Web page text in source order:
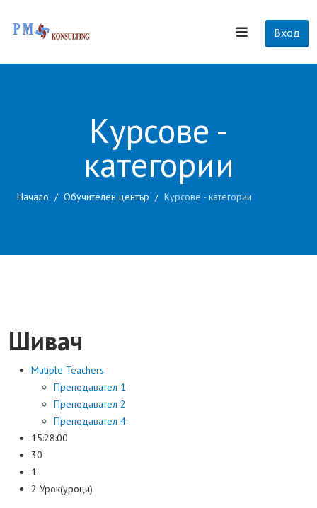
Вход
Курсове -
категории
Начало Обучителен център Курсове - категории
Шивач
Mutiple Teachers
Преподавател 1
Преподавател 2
Преподавател 4
15:28:00
30
1
2 Урок(уроци)